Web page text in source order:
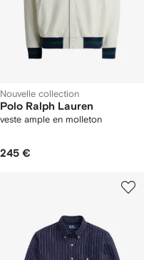
Nouvelle collection
Polo Ralph Lauren
veste ample en molleton
245 €